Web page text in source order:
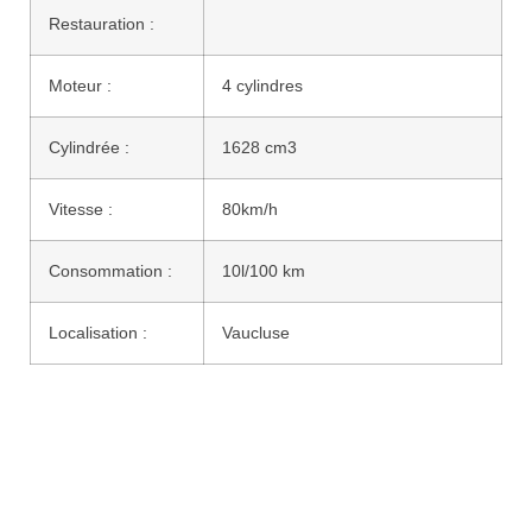
Restauration :
Moteur : 4 cylindres
Cylindrée : 1628 cm3
Vitesse : 80km/h
Consommation : 10l/100 km
Localisation : Vaucluse